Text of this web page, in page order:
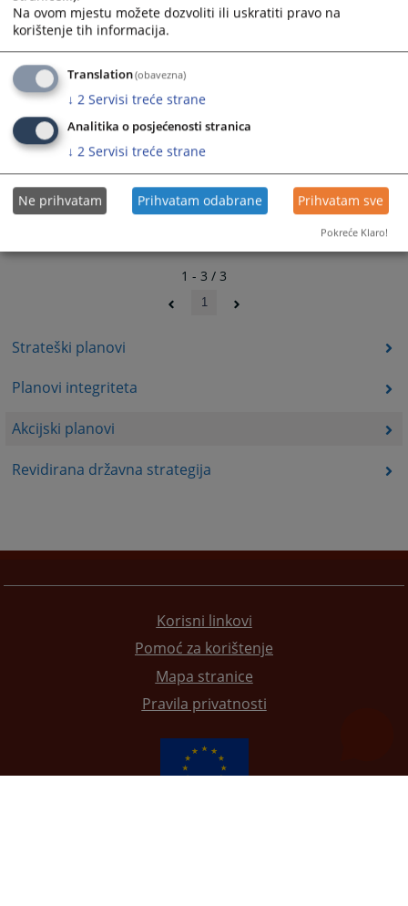
Strateški planovi
Planovi integriteta
Akcijski planovi
Revidirana državna strategija
dates.
dates.
2024. godine
Akcijski plan provođenja "Strategije za unaprjeđenje rodne
ravnopravnosti u pravosuđu BiH" za razdoblje od 2022 -
2024. godine
1 - 3 / 3
1
Korisni linkovi
Pomoć za korištenje
Mapa stranice
Pravila privatnosti
Na ovom mjestu možete dozvoliti ili uskratiti pravo na
korištenje tih informacija.
Translation(obavezna)
↓ 2 Servisi treće strane
Analitika o posjećenosti stranica
↓ 2 Servisi treće strane
Ne prihvatam Prihvatam odabrane Prihvatam sve
Pokreće Klaro!